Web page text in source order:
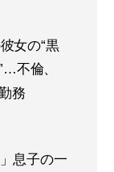
女の“黒
不倫、
務
息子の一